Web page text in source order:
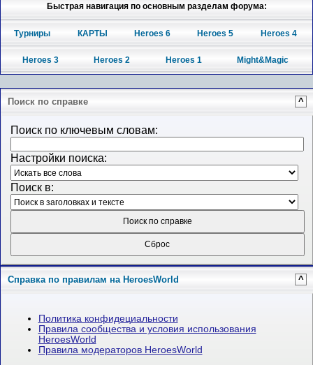
Быстрая навигация по основным разделам форума:
Турниры КАРТЫ Heroes 6 Heroes 5 Heroes 4
Heroes 3 Heroes 2 Heroes 1 Might&Magic
Поиск по справке ^
Поиск по ключевым словам:
Настройки поиска:
Поиск в:
Справка по правилам на HeroesWorld ^
Политика конфидециальности
Правила сообщества и условия использования
HeroesWorld
Правила модераторов HeroesWorld